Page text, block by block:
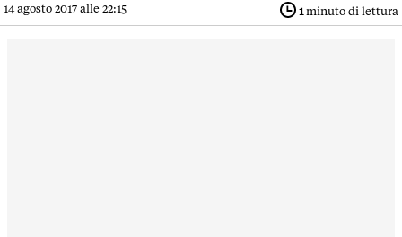
14 agosto 2017 alle 22:15 1 minuto di lettura